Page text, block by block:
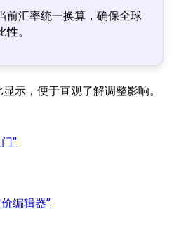
前汇率统一换算，确保全球
。
示，便于直观了解调整影响。
”
编辑器”